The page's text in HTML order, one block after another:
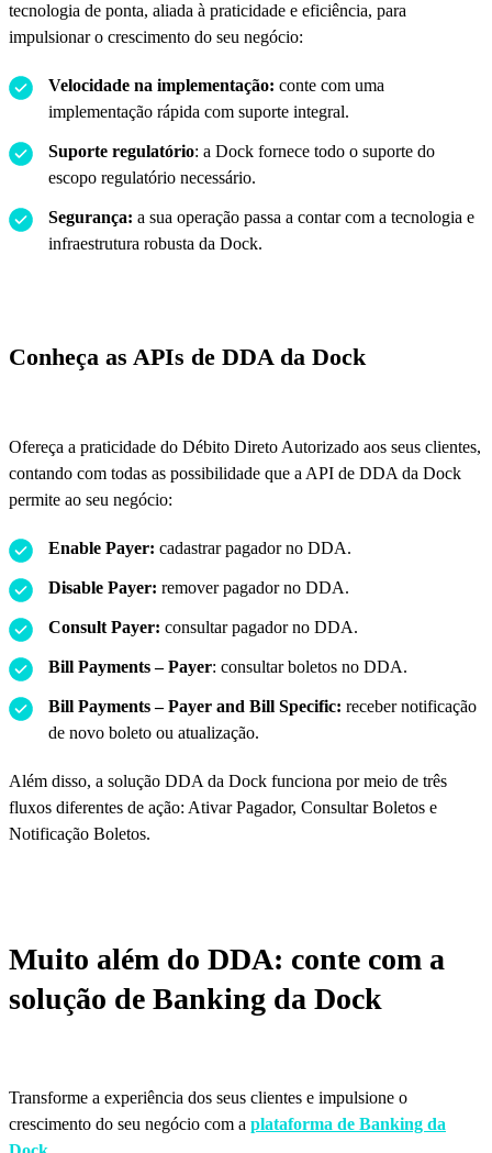
tecnologia de ponta, aliada à praticidade e eficiência, para
impulsionar o crescimento do seu negócio:
Velocidade na implementação: conte com uma
implementação rápida com suporte integral.
Suporte regulatório: a Dock fornece todo o suporte do
escopo regulatório necessário.
Segurança: a sua operação passa a contar com a tecnologia e
infraestrutura robusta da Dock.
Conheça as APIs de DDA da Dock
Ofereça a praticidade do Débito Direto Autorizado aos seus clientes,
contando com todas as possibilidade que a API de DDA da Dock
permite ao seu negócio:
Enable Payer: cadastrar pagador no DDA.
Disable Payer: remover pagador no DDA.
Consult Payer: consultar pagador no DDA.
Bill Payments – Payer: consultar boletos no DDA.
Bill Payments – Payer and Bill Specific: receber notificação
de novo boleto ou atualização.
Além disso, a solução DDA da Dock funciona por meio de três
fluxos diferentes de ação: Ativar Pagador, Consultar Boletos e
Notificação Boletos.
Muito além do DDA: conte com a
solução de Banking da Dock
Transforme a experiência dos seus clientes e impulsione o
crescimento do seu negócio com a plataforma de Banking da